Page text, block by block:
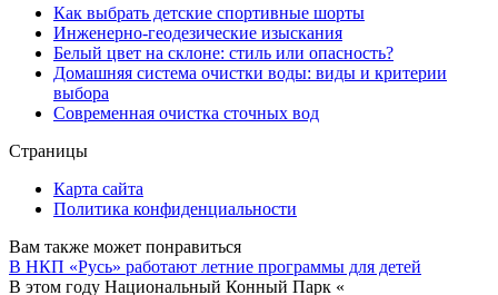
Как выбрать детские спортивные шорты
Инженерно-геодезические изыскания
Белый цвет на склоне: стиль или опасность?
Домашняя система очистки воды: виды и критерии
выбора
Современная очистка сточных вод
Страницы
Карта сайта
Политика конфиденциальности
Вам также может понравиться
В НКП «Русь» работают летние программы для детей
В этом году Национальный Конный Парк «